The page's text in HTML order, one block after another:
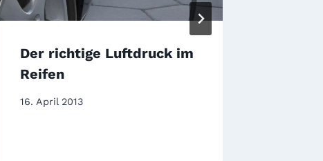
Der richtige Luftdruck im
Reifen
16. April 2013